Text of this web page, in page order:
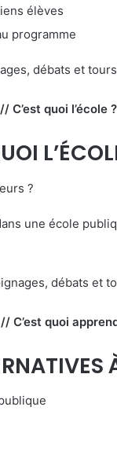
élèves
programme
débats et
C’est quoi l’école ?
?
une école
débats et
C’est quoi